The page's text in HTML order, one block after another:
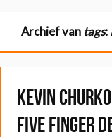
Archief van tags:
Kevin
Five Finger